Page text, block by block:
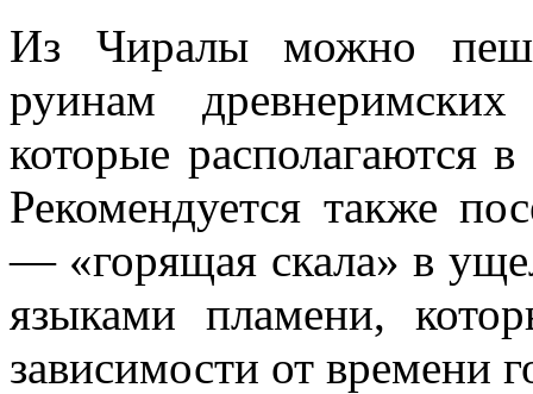
Из Чиралы можно
руинам
которые располагаются
Рекомендуется также
— «горящая скала» в
языками пламени,
зависимости от времени